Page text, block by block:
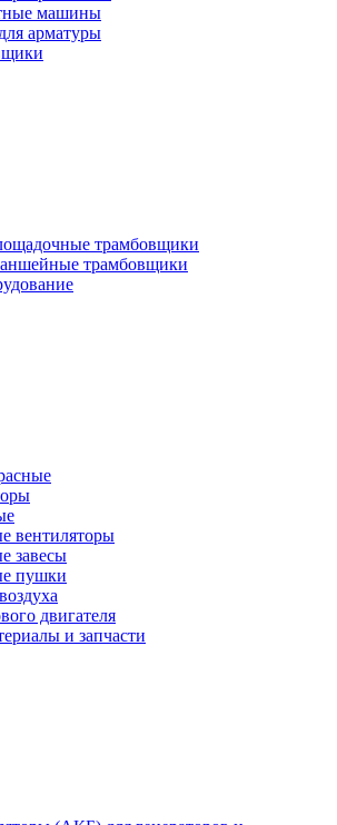
машины
арматуры
трамбовщики
трамбовщики
вентиляторы
завесы
пушки
двигателя
и запчасти